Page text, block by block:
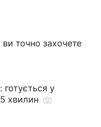
ви точно захочете
готується у
хвилин